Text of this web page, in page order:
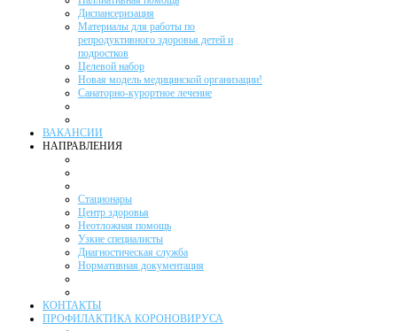
Диспансеризация
Материалы для работы по
репродуктивного здоровья детей и
подростков
Целевой набор
Новая модель медицинской организации!
Санаторно-курортное лечение
ВАКАНСИИ
НАПРАВЛЕНИЯ
Стационары
Центр здоровья
Неотложная помощь
Узкие специалисты
Диагностическая служба
Нормативная документация
КОНТАКТЫ
ПРОФИЛАКТИКА КОРОНОВИРУСА